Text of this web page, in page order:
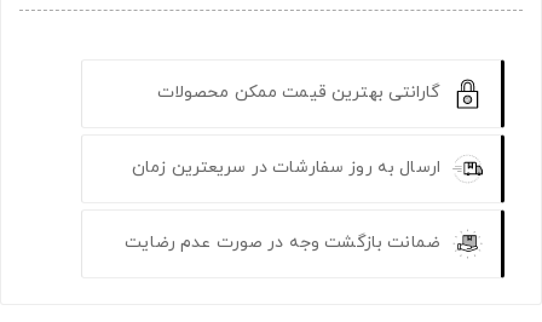
گارانتی بهترین قیمت ممکن محصولات
ارسال به روز سفارشات در سریعترین زمان
ضمانت بازگشت وجه در صورت عدم رضایت